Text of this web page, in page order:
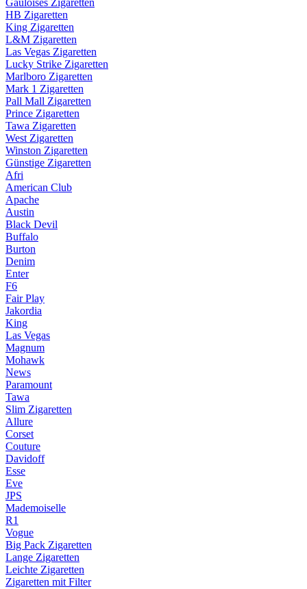
Gauloises Zigaretten
HB Zigaretten
King Zigaretten
L&M Zigaretten
Las Vegas Zigaretten
Lucky Strike Zigaretten
Marlboro Zigaretten
Mark 1 Zigaretten
Pall Mall Zigaretten
Prince Zigaretten
Tawa Zigaretten
West Zigaretten
Winston Zigaretten
Günstige Zigaretten
Afri
American Club
Apache
Austin
Black Devil
Buffalo
Burton
Denim
Enter
F6
Fair Play
Jakordia
King
Las Vegas
Magnum
Mohawk
News
Paramount
Tawa
Slim Zigaretten
Allure
Corset
Couture
Davidoff
Esse
Eve
JPS
Mademoiselle
R1
Vogue
Big Pack Zigaretten
Lange Zigaretten
Leichte Zigaretten
Zigaretten mit Filter